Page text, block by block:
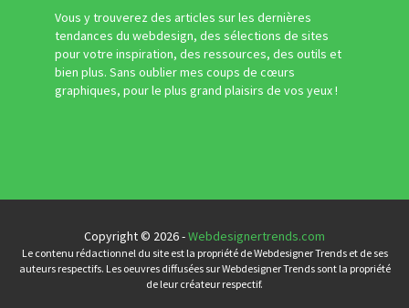
Vous y trouverez des articles sur les dernières
tendances du webdesign, des sélections de sites
pour votre inspiration, des ressources, des outils et
bien plus. Sans oublier mes coups de cœurs
graphiques, pour le plus grand plaisirs de vos yeux !
Copyright © 2026 -Webdesignertrends.com
Le contenu rédactionnel du site est la propriété de Webdesigner Trends et de ses
auteurs respectifs. Les oeuvres diffusées sur Webdesigner Trends sont la propriété
de leur créateur respectif.